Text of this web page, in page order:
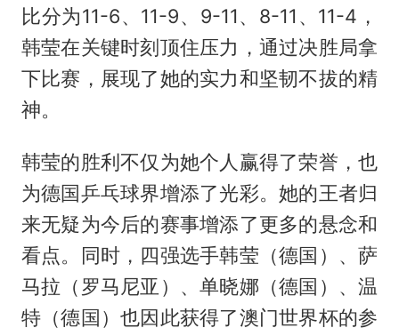
比分为11-6、11-9、9-11、8-11、11-4，
韩莹在关键时刻顶住压力，通过决胜局拿
下比赛，展现了她的实力和坚韧不拔的精
神。
韩莹的胜利不仅为她个人赢得了荣誉，也
为德国乒乓球界增添了光彩。她的王者归
来无疑为今后的赛事增添了更多的悬念和
看点。同时，四强选手韩莹（德国）、萨
马拉（罗马尼亚）、单晓娜（德国）、温
特（德国）也因此获得了澳门世界杯的参